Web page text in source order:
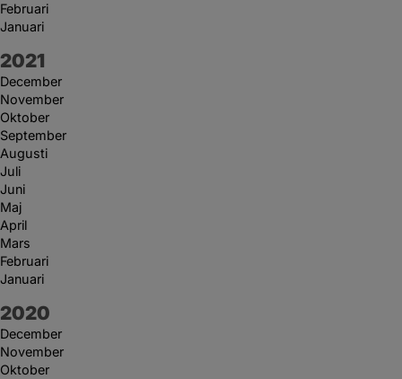
Februari
Januari
År:
2021
December
November
Oktober
September
Augusti
Juli
Juni
Maj
April
Mars
Februari
Januari
År:
2020
December
November
Oktober